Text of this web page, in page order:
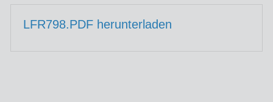
LFR798.PDF herunterladen